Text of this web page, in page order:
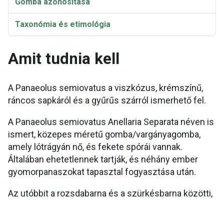
Taxonómia és etimológia
Amit tudnia kell
A Panaeolus semiovatus a viszkózus, krémszínű,
ráncos sapkáról és a gyűrűs szárról ismerhető fel.
A Panaeolus semiovatus Anellaria Separata néven is
ismert, közepes méretű gomba/vargányagomba,
amely lótrágyán nő, és fekete spórái vannak.
Általában ehetetlennek tartják, és néhány ember
gyomorpanaszokat tapasztal fogyasztása után.
Az utóbbit a rozsdabarna és a szürkésbarna közötti,